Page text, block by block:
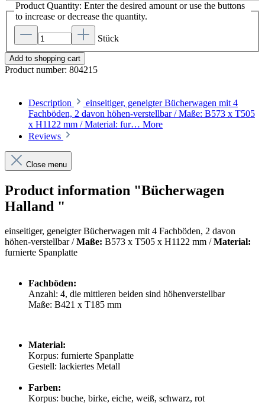
Product Quantity: Enter the desired amount or use the buttons
to increase or decrease the quantity.
Stück
Add to shopping cart
Product number: 804215
Description
einseitiger, geneigter Bücherwagen mit 4
Fachböden, 2 davon höhen-verstellbar / Maße: B573 x T505
x H1122 mm / Material: fur… More
Reviews
Close menu
Product information "Bücherwagen
Halland "
einseitiger, geneigter Bücherwagen mit 4 Fachböden, 2 davon
höhen-verstellbar /Maße: B573 x T505 x H1122 mm /Material:
furnierte Spanplatte
Fachböden:
Anzahl: 4, die mittleren beiden sind höhenverstellbar
Maße: B421 x T185 mm
Material:
Korpus: furnierte Spanplatte
Gestell: lackiertes Metall
Farben:
Korpus: buche, birke, eiche, weiß, schwarz, rot